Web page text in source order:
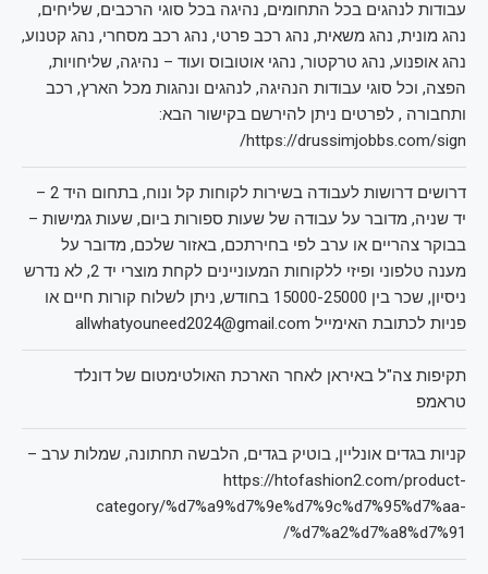
עבודות לנהגים בכל התחומים, נהיגה בכל סוגי הרכבים, שליחים,
נהג מונית, נהג משאית, נהג רכב פרטי, נהג רכב מסחרי, נהג קטנוע,
נהג אופנוע, נהג טרקטור, נהגי אוטובוס ועוד – נהיגה, שליחויות,
הפצה, וכל סוגי עבודות הנהיגה, לנהגים ונהגות מכל הארץ, רכב
ותחבורה , לפרטים ניתן להירשם בקישור הבא:
https://drussimjobbs.com/sign/
דרושים דרושות לעבודה בשירות לקוחות קל ונוח, בתחום היד 2 –
יד שניה, מדובר על עבודה של שעות ספורות ביום, שעות גמישות –
בבוקר צהריים או ערב לפי בחירתכם, באזור שלכם, מדובר על
מענה טלפוני ופיזי ללקוחות המעוניינים לקחת מוצרי יד 2, לא נדרש
ניסיון, שכר בין 15000-25000 בחודש, ניתן לשלוח קורות חיים או
פניות לכתובת האימייל allwhatyouneed2024@gmail.com
תקיפות צה"ל באיראן לאחר הארכת האולטימטום של דונלד
טראמפ
קניות בגדים אונליין, בוטיק בגדים, הלבשה תחתונה, שמלות ערב –
https://htofashion2.com/product-
category/%d7%a9%d7%9e%d7%9c%d7%95%d7%aa-
%d7%a2%d7%a8%d7%91/